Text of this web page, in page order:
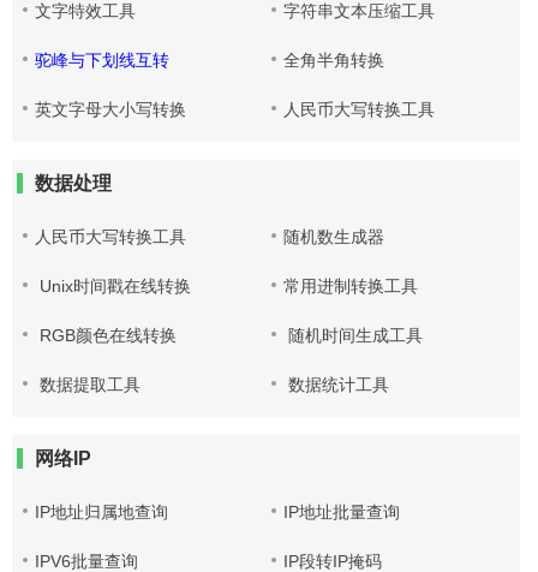
文字特效工具 字符串文本压缩工具
驼峰与下划线互转 全角半角转换
英文字母大小写转换 人民币大写转换工具
数据处理
人民币大写转换工具 随机数生成器
Unix时间戳在线转换 常用进制转换工具
RGB颜色在线转换 随机时间生成工具
数据提取工具 数据统计工具
网络IP
IP地址归属地查询 IP地址批量查询
IPV6批量查询 IP段转IP掩码